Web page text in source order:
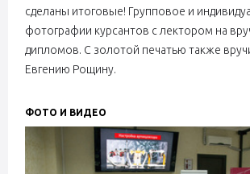
сделаны итоговые! Групповое и
фотографии курсантов с лектором на
дипломов. С золотой печатью также
Евгению Рощину.
ФОТО И ВИДЕО